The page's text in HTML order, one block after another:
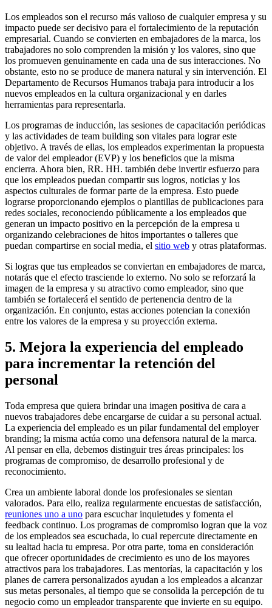
Los empleados son el recurso más valioso de cualquier empresa y su
impacto puede ser decisivo para el fortalecimiento de la reputación
empresarial. Cuando se convierten en embajadores de la marca, los
trabajadores no solo comprenden la misión y los valores, sino que
los promueven genuinamente en cada una de sus interacciones. No
obstante, esto no se produce de manera natural y sin intervención. El
Departamento de Recursos Humanos trabaja para introducir a los
nuevos empleados en la cultura organizacional y en darles
herramientas para representarla.
Los programas de inducción, las sesiones de capacitación periódicas
y las actividades de team building son vitales para lograr este
objetivo. A través de ellas, los empleados experimentan la propuesta
de valor del empleador (EVP) y los beneficios que la misma
encierra. Ahora bien, RR. HH. también debe invertir esfuerzo para
que los empleados puedan compartir sus logros, noticias y los
aspectos culturales de formar parte de la empresa. Esto puede
lograrse proporcionando ejemplos o plantillas de publicaciones para
redes sociales, reconociendo públicamente a los empleados que
generan un impacto positivo en la percepción de la empresa u
organizando celebraciones de hitos importantes o talleres que
puedan compartirse en social media, el sitio web y otras plataformas.
Si logras que tus empleados se conviertan en embajadores de marca,
notarás que el efecto trasciende lo externo. No solo se reforzará la
imagen de la empresa y su atractivo como empleador, sino que
también se fortalecerá el sentido de pertenencia dentro de la
organización. En conjunto, estas acciones potencian la conexión
entre los valores de la empresa y su proyección externa.
5. Mejora la experiencia del empleado
para incrementar la retención del
personal
Toda empresa que quiera brindar una imagen positiva de cara a
nuevos trabajadores debe encargarse de cuidar a su personal actual.
La experiencia del empleado es un pilar fundamental del employer
branding; la misma actúa como una defensora natural de la marca.
Al pensar en ella, debemos distinguir tres áreas principales: los
programas de compromiso, de desarrollo profesional y de
reconocimiento.
Crea un ambiente laboral donde los profesionales se sientan
valorados. Para ello, realiza regularmente encuestas de satisfacción,
reuniones uno a uno para escuchar inquietudes y fomenta el
feedback continuo. Los programas de compromiso logran que la voz
de los empleados sea escuchada, lo cual repercute directamente en
su lealtad hacia tu empresa. Por otra parte, toma en consideración
que ofrecer oportunidades de crecimiento es uno de los mayores
atractivos para los trabajadores. Las mentorías, la capacitación y los
planes de carrera personalizados ayudan a los empleados a alcanzar
sus metas personales, al tiempo que se consolida la percepción de tu
negocio como un empleador transparente que invierte en su equipo.